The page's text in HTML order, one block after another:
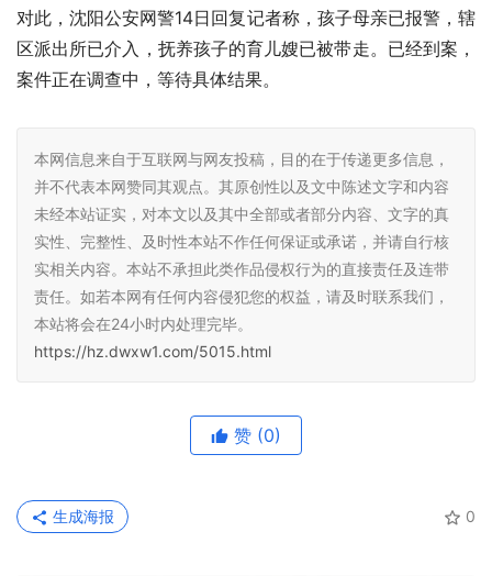
对此，沈阳公安网警14日回复记者称，孩子母亲已报警，辖
区派出所已介入，抚养孩子的育儿嫂已被带走。已经到案，
案件正在调查中，等待具体结果。
本网信息来自于互联网与网友投稿，目的在于传递更多信息，
并不代表本网赞同其观点。其原创性以及文中陈述文字和内容
未经本站证实，对本文以及其中全部或者部分内容、文字的真
实性、完整性、及时性本站不作任何保证或承诺，并请自行核
实相关内容。本站不承担此类作品侵权行为的直接责任及连带
责任。如若本网有任何内容侵犯您的权益，请及时联系我们，
本站将会在24小时内处理完毕。
https://hz.dwxw1.com/5015.html
赞 (0)
0
生成海报